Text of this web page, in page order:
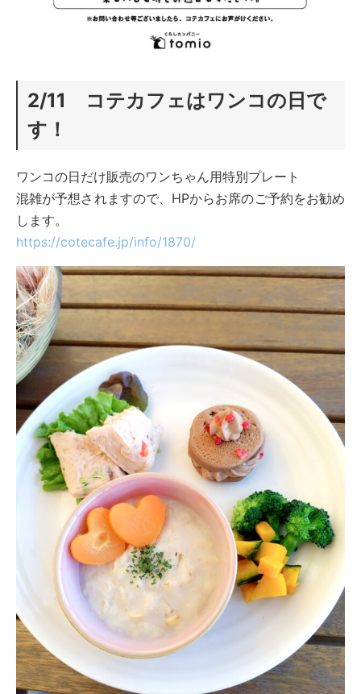
2/11 コテカフェはワンコの日で
す！
ワンコの日だけ販売のワンちゃん用特別プレート
混雑が予想されますので、HPからお席のご予約をお勧め
します。
https://cotecafe.jp/info/1870/